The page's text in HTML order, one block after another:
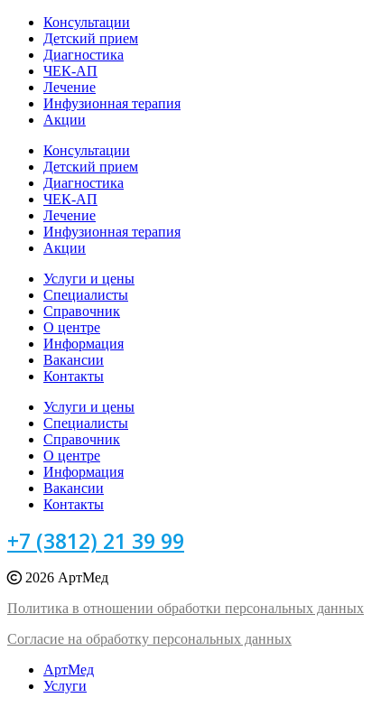
Консультации
Детский прием
Диагностика
ЧЕК-АП
Лечение
Инфузионная терапия
Акции
Консультации
Детский прием
Диагностика
ЧЕК-АП
Лечение
Инфузионная терапия
Акции
Услуги и цены
Специалисты
Справочник
О центре
Информация
Вакансии
Контакты
Услуги и цены
Специалисты
Справочник
О центре
Информация
Вакансии
Контакты
+7 (3812) 21 39 99
2026 АртМед
Политика в отношении обработки персональных данных
Согласие на обработку персональных данных
АртМед
Услуги